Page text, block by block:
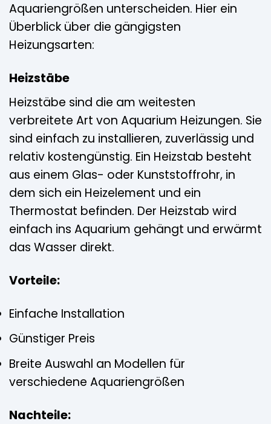
Aquariengrößen unterscheiden. Hier ein
Überblick über die gängigsten
Heizungsarten:
Heizstäbe
Heizstäbe sind die am weitesten
verbreitete Art von Aquarium Heizungen. Sie
sind einfach zu installieren, zuverlässig und
relativ kostengünstig. Ein Heizstab besteht
aus einem Glas- oder Kunststoffrohr, in
dem sich ein Heizelement und ein
Thermostat befinden. Der Heizstab wird
einfach ins Aquarium gehängt und erwärmt
das Wasser direkt.
Vorteile:
Einfache Installation
Günstiger Preis
Breite Auswahl an Modellen für
verschiedene Aquariengrößen
Nachteile: